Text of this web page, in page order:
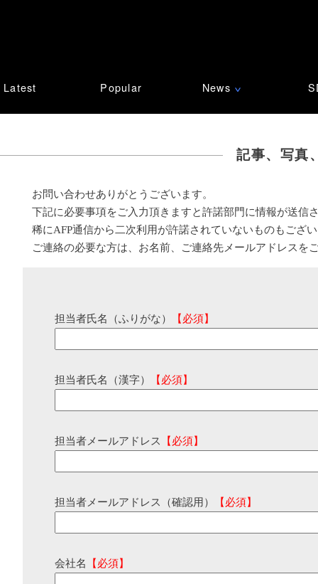
Latest Popular News ∨
記事、写真
お問い合わせありがとうございます。
下記に必要事項をご入力頂きますと許諾部門に情報が送信
稀にAFP通信から二次利用が許諾されていないものもござ
ご連絡の必要な方は、お名前、ご連絡先メールアドレスを
担当者氏名（ふりがな） 【必須】
担当者氏名（漢字） 【必須】
担当者メールアドレス 【必須】
担当者メールアドレス（確認用） 【必須】
会社名 【必須】